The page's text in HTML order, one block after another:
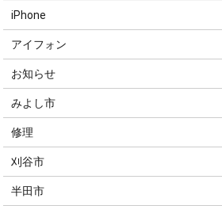
iPhone
アイフォン
お知らせ
みよし市
修理
刈谷市
半田市